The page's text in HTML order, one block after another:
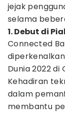
jejak
selama
1. Debut di
Connected
Dunia 2022
Kehadiran
dalam
membantu